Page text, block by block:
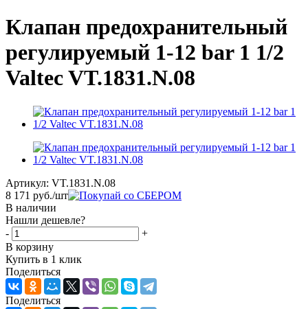
Клапан предохранительный
регулируемый 1-12 bar 1 1/2
Valtec VT.1831.N.08
Артикул: VT.1831.N.08
8 171 руб./шт
В наличии
Нашли дешевле?
-
+
В корзину
Купить в 1 клик
Поделиться
Поделиться